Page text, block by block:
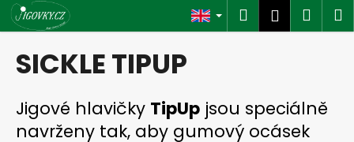
Skip
content
Search
Login
SICKLE TIPUP
Jigové hlavičky TipUp jsou speciálně
navrženy tak, aby gumový ocásek
C
a
h
a